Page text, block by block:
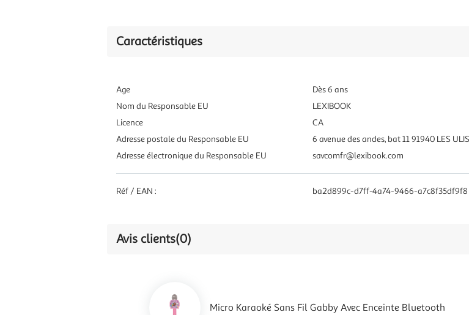
Caractéristiques
Age
Dès 6 ans
Nom du Responsable EU
LEXIBOOK
Licence
CA
Adresse postale du Responsable EU
6 avenue des andes, bat 11 91940 LES ULIS
Adresse électronique du Responsable EU
savcomfr@lexibook.com
Réf / EAN : ba2d899c-d7ff-4a74-9466-a7c8f35df9f8
Avis clients(0)
Micro Karaoké Sans Fil Gabby Avec Enceinte Bluetooth